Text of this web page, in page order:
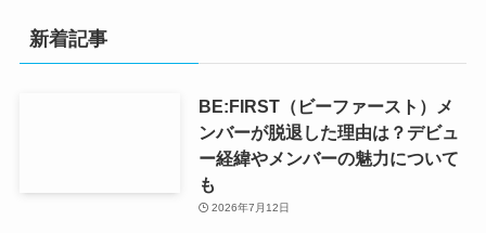
新着記事
BE:FIRST（ビーファースト）メ
ンバーが脱退した理由は？デビュ
ー経緯やメンバーの魅力について
も
2026年7月12日